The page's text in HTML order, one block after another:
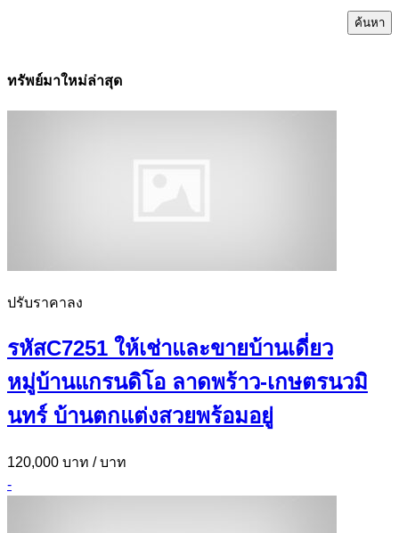
ค้นหา
ทรัพย์มาใหม่ล่าสุด
ปรับราคาลง
รหัสC7251 ให้เช่าและขายบ้านเดี่ยว
หมู่บ้านแกรนดิโอ ลาดพร้าว-เกษตรนวมิ
นทร์ บ้านตกแต่งสวยพร้อมอยู่
120,000 บาท / บาท
-